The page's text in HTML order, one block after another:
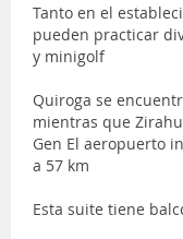
Tanto en el
pueden practicar
y minigolf
Quiroga se
mientras que
Gen El aeropuerto
a 57 km
Esta suite tiene